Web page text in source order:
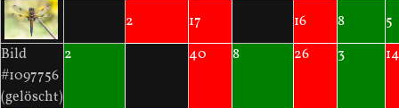
2
17 16 8
5
Bild
#1097756
(gelöscht)
2 40 8 26 3 14